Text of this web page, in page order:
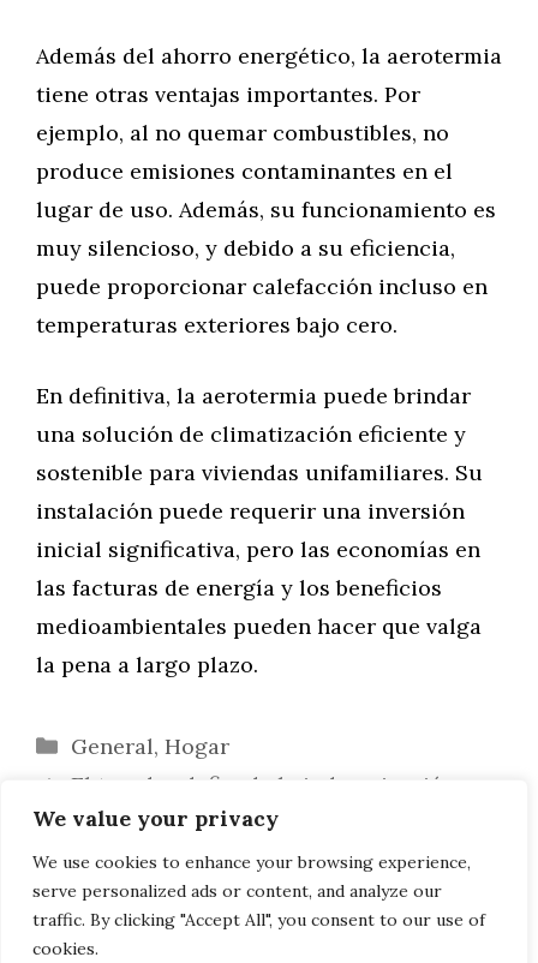
We value your privacy
We use cookies to enhance your browsing experience,
serve personalized ads or content, and analyze our
traffic. By clicking "Accept All", you consent to our use of
cookies.
Además del ahorro energético, la aerotermia
tiene otras ventajas importantes. Por
ejemplo, al no quemar combustibles, no
produce emisiones contaminantes en el
lugar de uso. Además, su funcionamiento es
muy silencioso, y debido a su eficiencia,
puede proporcionar calefacción incluso en
temperaturas exteriores bajo cero.
En definitiva, la aerotermia puede brindar
una solución de climatización eficiente y
sostenible para viviendas unifamiliares. Su
instalación puede requerir una inversión
inicial significativa, pero las economías en
las facturas de energía y los beneficios
medioambientales pueden hacer que valga
la pena a largo plazo.
Categorías
General, Hogar
El tasador defiende la indemnización por
depreciación
Cómo Elegir una Amoladora: Aspectos a
Tener en Cuenta